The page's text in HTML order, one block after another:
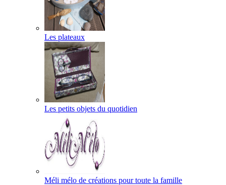
Les plateaux
Les petits objets du quotidien
Méli mélo de créations pour toute la famille